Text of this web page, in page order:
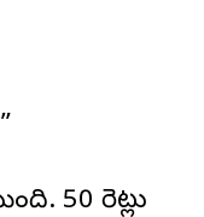
50 రెట్లు